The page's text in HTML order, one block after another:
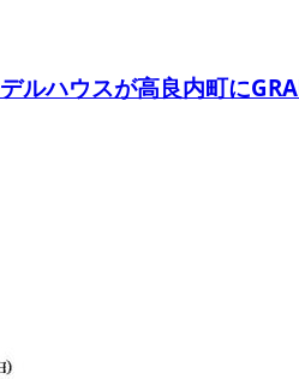
ルハウスが高良内町に